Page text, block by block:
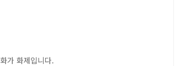
가 화제입니다.